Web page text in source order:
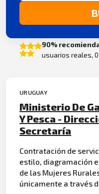
90%
usuarios reales,
URUGUAY
Ministerio De
Y Pesca -
Secretaría
Contratación de
estilo, diagramación e
de las Mujeres
únicamente a través